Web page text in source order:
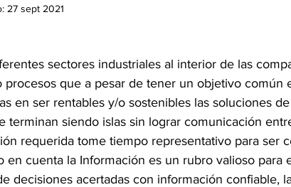
27 sept 2021
sectores industriales al interior de las
procesos que a pesar de tener un objetivo común
en ser rentables y/o sostenibles las soluciones
terminan siendo islas sin lograr comunicación
requerida tome tiempo representativo para ser
en cuenta la Información es un rubro valioso para
decisiones acertadas con información confiable,